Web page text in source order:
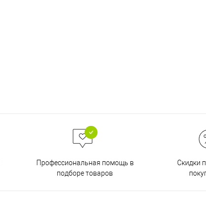
Профессиональная помощь в
подборе товаров
Скидки